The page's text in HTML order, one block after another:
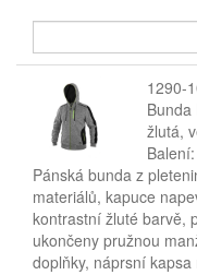
1290-
Bunda
žlutá,
Pánská bunda z
materiálů, kapuce
kontrastní žluté barvě,
ukončeny pružnou
doplňky, náprsní